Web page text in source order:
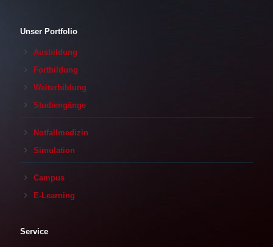
Unser Portfolio
Ausbildung
Fortbildung
Weiterbildung
Studiengänge
Notfallmedizin
Simulation
Campus
E-Learning
Service